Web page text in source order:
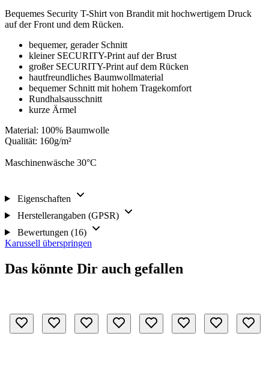
Bequemes Security T-Shirt von Brandit mit hochwertigem Druck
auf der Front und dem Rücken.
bequemer, gerader Schnitt
kleiner SECURITY-Print auf der Brust
großer SECURITY-Print auf dem Rücken
hautfreundliches Baumwollmaterial
bequemer Schnitt mit hohem Tragekomfort
Rundhalsausschnitt
kurze Ärmel
Material: 100% Baumwolle
Qualität: 160g/m²
Maschinenwäsche 30°C
Eigenschaften
Herstellerangaben (GPSR)
Bewertungen (16)
Karussell überspringen
Das könnte Dir auch gefallen